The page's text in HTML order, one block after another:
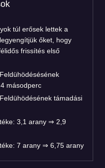
túl erősek lettek a
őket, hogy
frissítés első
másodperc
támadási
3,1 arany ⇒ 2,9
7 arany ⇒ 6,75 arany